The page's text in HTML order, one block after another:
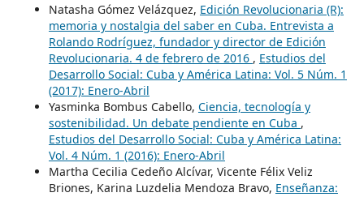
Natasha Gómez Velázquez, Edición Revolucionaria (R):
memoria y nostalgia del saber en Cuba. Entrevista a
Rolando Rodríguez, fundador y director de Edición
Revolucionaria. 4 de febrero de 2016 , Estudios del
Desarrollo Social: Cuba y América Latina: Vol. 5 Núm. 1
(2017): Enero-Abril
Yasminka Bombus Cabello, Ciencia, tecnología y
sostenibilidad. Un debate pendiente en Cuba ,
Estudios del Desarrollo Social: Cuba y América Latina:
Vol. 4 Núm. 1 (2016): Enero-Abril
Martha Cecilia Cedeño Alcívar, Vicente Félix Veliz
Briones, Karina Luzdelia Mendoza Bravo, Enseñanza: